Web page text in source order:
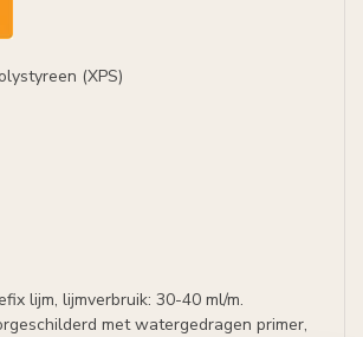
(XPS)
lijm, lijmverbruik: 30-40 ml/m.
met watergedragen primer,